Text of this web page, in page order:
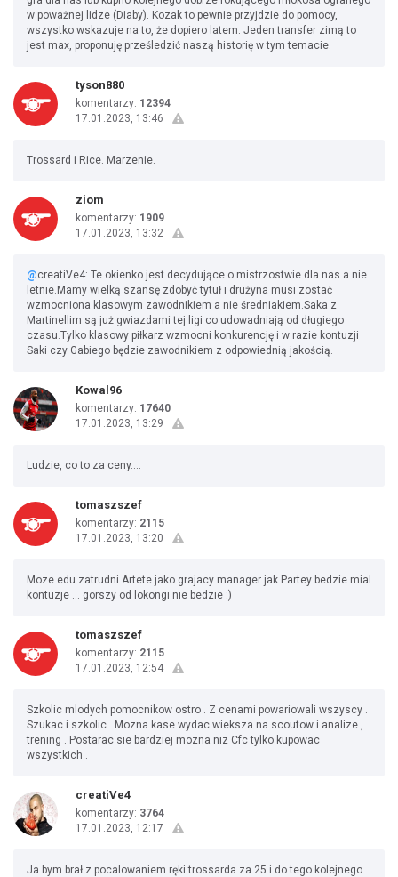
w poważnej lidze (Diaby). Kozak to pewnie przyjdzie do pomocy,
wszystko wskazuje na to, że dopiero latem. Jeden transfer zimą to
jest max, proponuję prześledzić naszą historię w tym temacie.
tyson880
komentarzy: 12394
17.01.2023, 13:46
Trossard i Rice. Marzenie.
ziom
komentarzy: 1909
17.01.2023, 13:32
@creatiVe4: Te okienko jest decydujące o mistrzostwie dla nas a nie
letnie.Mamy wielką szansę zdobyć tytuł i drużyna musi zostać
wzmocniona klasowym zawodnikiem a nie średniakiem.Saka z
Martinellim są już gwiazdami tej ligi co udowadniają od długiego
czasu.Tylko klasowy piłkarz wzmocni konkurencję i w razie kontuzji
Saki czy Gabiego będzie zawodnikiem z odpowiednią jakością.
Kowal96
komentarzy: 17640
17.01.2023, 13:29
Ludzie, co to za ceny....
tomaszszef
komentarzy: 2115
17.01.2023, 13:20
Moze edu zatrudni Artete jako grajacy manager jak Partey bedzie mial
kontuzje ... gorszy od lokongi nie bedzie :)
tomaszszef
komentarzy: 2115
17.01.2023, 12:54
Szkolic mlodych pomocnikow ostro . Z cenami powariowali wszyscy .
Szukac i szkolic . Mozna kase wydac wieksza na scoutow i analize ,
trening . Postarac sie bardziej mozna niz Cfc tylko kupowac
wszystkich .
creatiVe4
komentarzy: 3764
17.01.2023, 12:17
Ja bym brał z pocalowaniem ręki trossarda za 25 i do tego kolejnego